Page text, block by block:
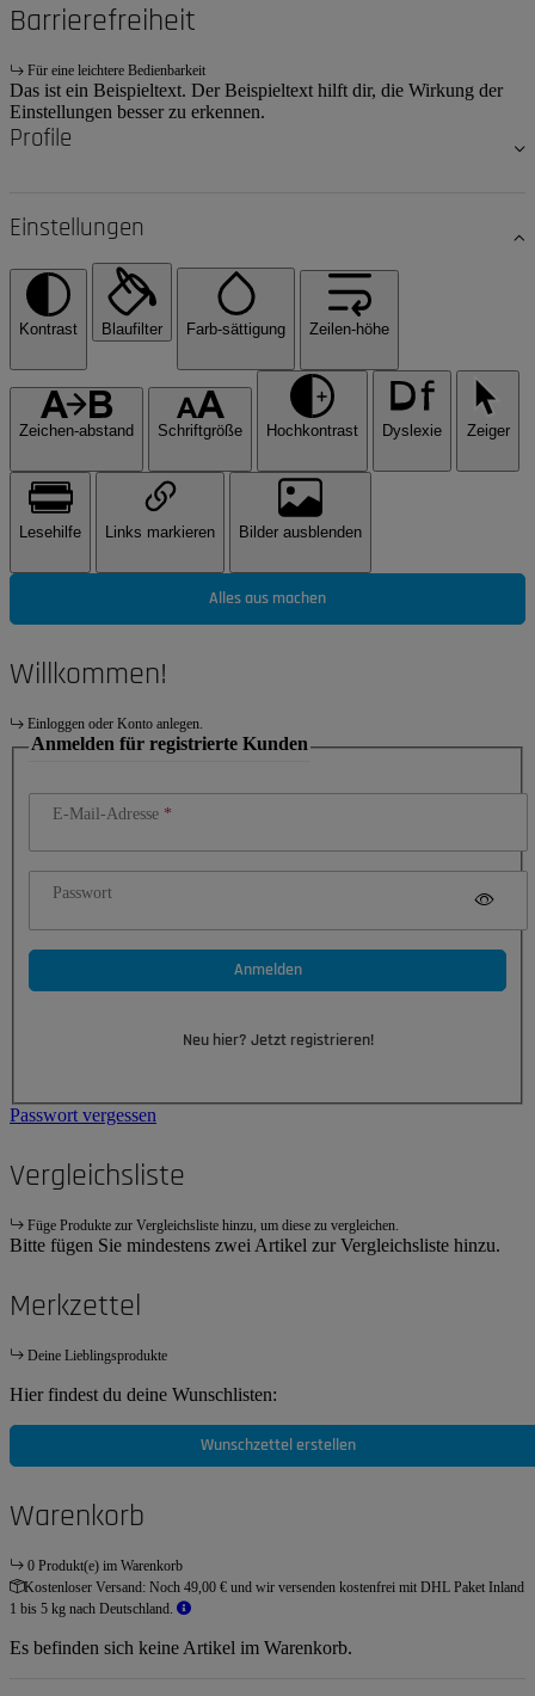
Barrierefreiheit
Für eine leichtere Bedienbarkeit
Das ist ein Beispieltext. Der Beispieltext hilft dir, die Wirkung der
Einstellungen besser zu erkennen.
Profile
Einstellungen
Kontrast Blaufilter Farb-sättigung Zeilen-höhe
Zeichen-abstand Schriftgröße Hochkontrast Dyslexie Zeiger
Lesehilfe Links markieren Bilder ausblenden
Alles aus machen
Willkommen!
Einloggen oder Konto anlegen.
Anmelden für registrierte Kunden
E-Mail-Adresse
Passwort
Anmelden
Neu hier? Jetzt registrieren!
Passwort vergessen
Vergleichsliste
Füge Produkte zur Vergleichsliste hinzu, um diese zu vergleichen.
Bitte fügen Sie mindestens zwei Artikel zur Vergleichsliste hinzu.
Merkzettel
Deine Lieblingsprodukte
Hier findest du deine Wunschlisten:
Wunschzettel erstellen
Warenkorb
0 Produkt(e) im Warenkorb
Kostenloser Versand: Noch 49,00 € und wir versenden kostenfrei mit DHL Paket Inland
1 bis 5 kg nach Deutschland.
Es befinden sich keine Artikel im Warenkorb.